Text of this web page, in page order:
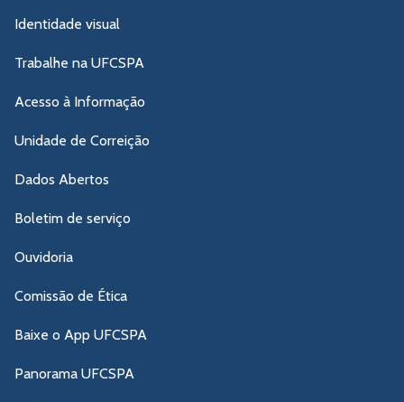
Identidade visual
Trabalhe na UFCSPA
Acesso à Informação
Unidade de Correição
Dados Abertos
Boletim de serviço
Ouvidoria
Comissão de Ética
Baixe o App UFCSPA
Panorama UFCSPA